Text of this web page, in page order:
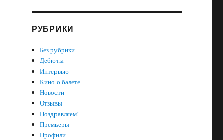
РУБРИКИ
Без рубрики
Дебюты
Интервью
Кино о балете
Новости
Отзывы
Поздравляем!
Премьеры
Профили